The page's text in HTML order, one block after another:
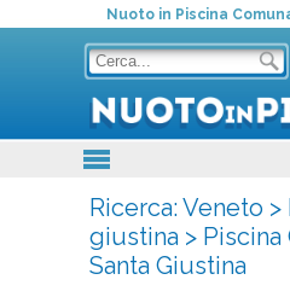
Nuoto in Piscina
Ricerca:Veneto >
giustina>
Santa Giustina